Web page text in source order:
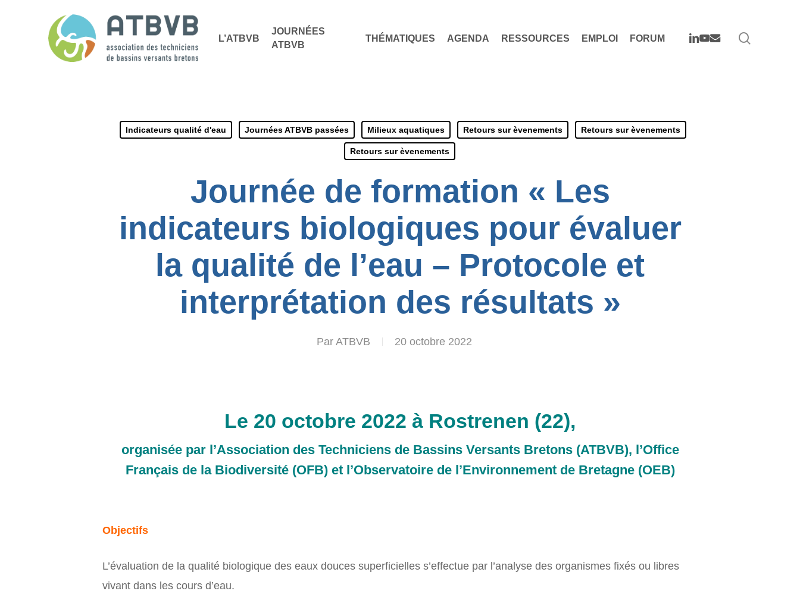
L’ATBVB
JOURNÉES
ATBVB
THÉMATIQUES AGENDA RESSOURCES EMPLOI FORUM LINKEDIN
YOUTUBE
EMAIL
Indicateurs qualité d'eau Journées ATBVB passées Milieux aquatiques Retours sur èvenements Retours sur èvenements
Retours sur èvenements
Journée de formation « Les
indicateurs biologiques pour évaluer
la qualité de l’eau – Protocole et
interprétation des résultats »
Par ATBVB 20 octobre 2022
Le 20 octobre 2022 à Rostrenen (22),
organisée par l’Association des Techniciens de Bassins Versants Bretons (ATBVB), l’Office
Français de la Biodiversité (OFB) et l’Observatoire de l’Environnement de Bretagne (OEB)
Objectifs
L’évaluation de la qualité biologique des eaux douces superficielles s’effectue par l’analyse des organismes fixés ou libres
vivant dans les cours d’eau.